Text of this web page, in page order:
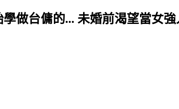
做台傭的... 未婚前渴望當女